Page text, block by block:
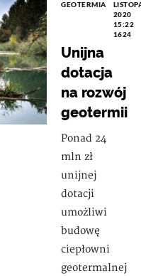
GEOTERMIA
2020
15:22
1624
Unijna
dotacja
na rozwój
geotermii
Ponad 24
mln zł
unijnej
dotacji
umożliwi
budowę
ciepłowni
geotermalnej